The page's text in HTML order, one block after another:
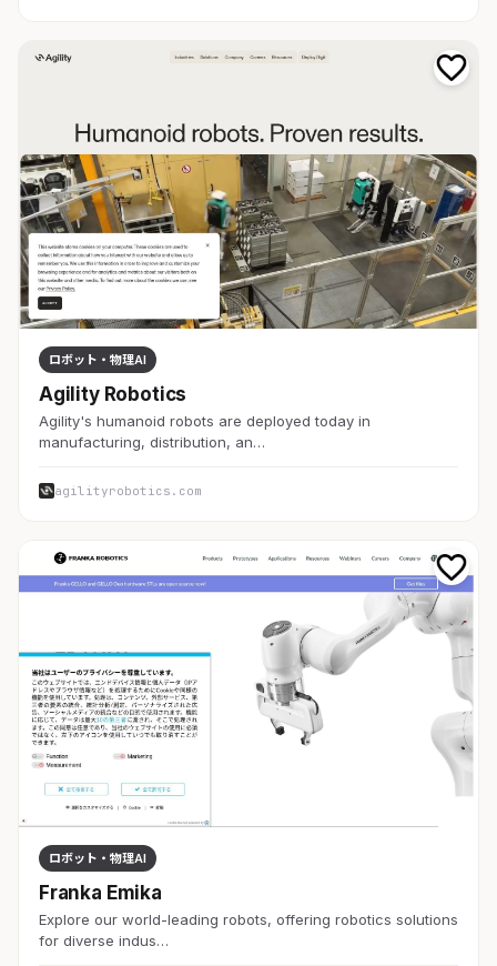
ロボット・物理AI
Agility Robotics
Agility's humanoid robots are deployed today in
manufacturing, distribution, an…
agilityrobotics.com
ロボット・物理AI
Franka Emika
Explore our world-leading robots, offering robotics solutions
for diverse indus…